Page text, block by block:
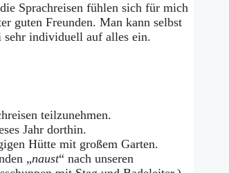
Sprachreisen fühlen sich für mich
guten Freunden. Man kann selbst
sehr individuell auf alles ein.
teilzunehmen.
Jahr dorthin.
Hütte mit großem Garten.
„naust“ nach unseren